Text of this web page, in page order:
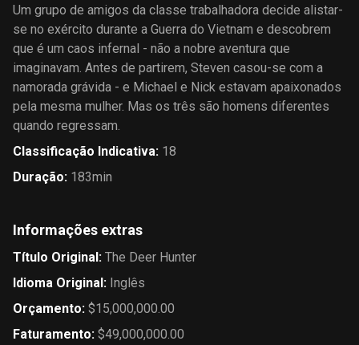
Um grupo de amigos da classe trabalhadora decide alistar-
se no exército durante a Guerra do Vietnam e descobrem
que é um caos infernal - não a nobre aventura que
imaginavam. Antes de partirem, Steven casou-se com a
namorada grávida - e Michael e Nick estavam apaixonados
pela mesma mulher. Mas os três são homens diferentes
quando regressam.
Classificação Indicativa: 18
Duração: 183min
Informações extras
Título Original: The Deer Hunter
Idioma Original: Inglês
Orçamento: $15,000,000.00
Faturamento: $49,000,000.00